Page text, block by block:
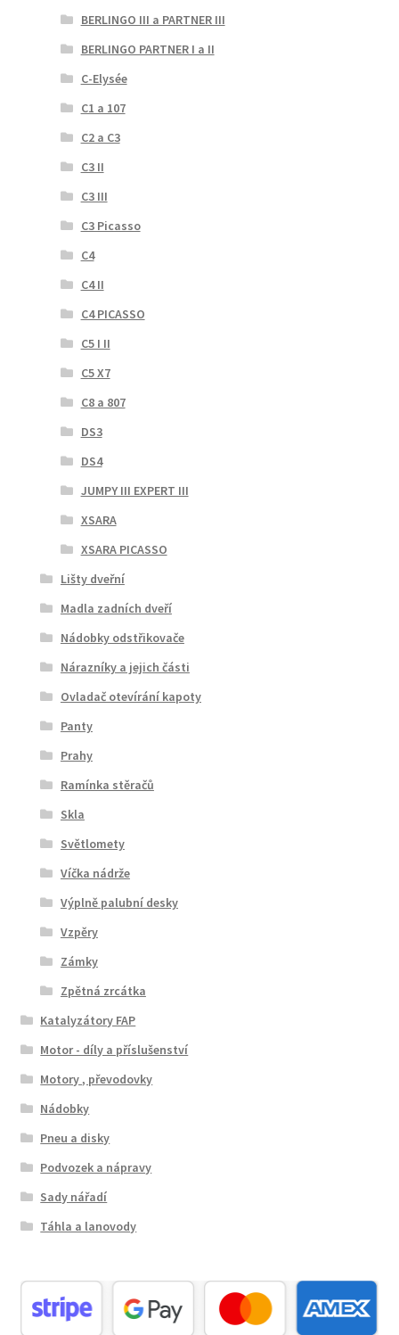
BERLINGO III a PARTNER III
BERLINGO PARTNER I a II
C-Elysée
C1 a 107
C2 a C3
C3 II
C3 III
C3 Picasso
C4
C4 II
C4 PICASSO
C5 I II
C5 X7
C8 a 807
DS3
DS4
JUMPY III EXPERT III
XSARA
XSARA PICASSO
Lišty dveřní
Madla zadních dveří
Nádobky odstřikovače
Nárazníky a jejich části
Ovladač otevírání kapoty
Panty
Prahy
Ramínka stěračů
Skla
Světlomety
Víčka nádrže
Výplně palubní desky
Vzpěry
Zámky
Zpětná zrcátka
Katalyzátory FAP
Motor - díly a příslušenství
Motory , převodovky
Nádobky
Pneu a disky
Podvozek a nápravy
Sady nářadí
Táhla a lanovody